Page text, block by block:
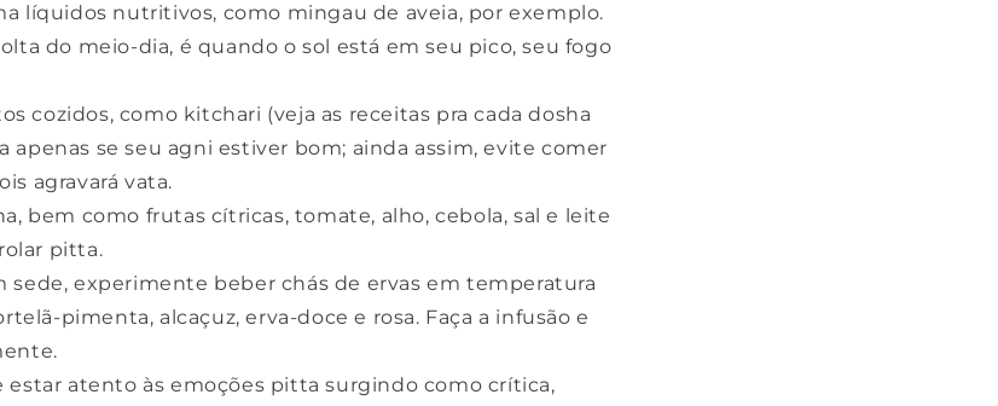
líquidos nutritivos, como mingau de aveia, por exemplo.
do meio-dia, é quando o sol está em seu pico, seu fogo
cozidos, como kitchari (veja as receitas pra cada dosha
apenas se seu agni estiver bom; ainda assim, evite comer
agravará vata.
bem como frutas cítricas, tomate, alho, cebola, sal e leite
pitta.
sede, experimente beber chás de ervas em temperatura
pimenta, alcaçuz, erva-doce e rosa. Faça a infusão e
atento às emoções pitta surgindo como crítica,